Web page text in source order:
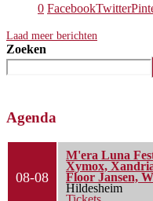
0 FacebookTwitter
Laad meer berichten
Zoeken
Agenda
08-08
M'era Luna
Xymox,
Floor Jansen,
Hildesheim